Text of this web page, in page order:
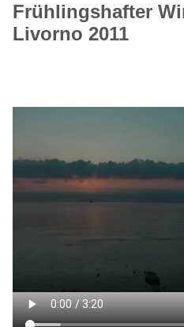
Frühlingshafter
Livorno 2011